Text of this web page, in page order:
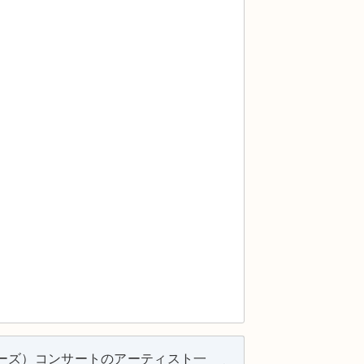
ズ）コンサートのアーティスト一